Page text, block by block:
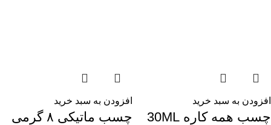
افزودن به سبد خرید
چسب همه کاره 30ML
افزودن به سبد خرید
چسب ماتیکی ۸ گرمی